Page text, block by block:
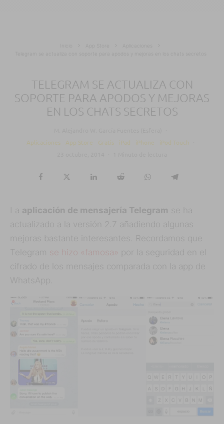
App Store
Aplicaciones
Telegram se actualiza con soporte para apodos y mejoras en los chats secretos
TELEGRAM SE ACTUALIZA CON
SOPORTE PARA APODOS Y MEJORAS
EN LOS CHATS SECRETOS
Aplicaciones
App Store Gratis iPad iPhone iPod Touch
La aplicación de mensajería Telegram se ha
actualizado a la versión 2.7 añadiendo algunas
mejoras bastante interesantes. Recordamos que
Telegram se hizo «famosa» por la seguridad en el
cifrado de los mensajes comparada con la app de
WhatsApp.